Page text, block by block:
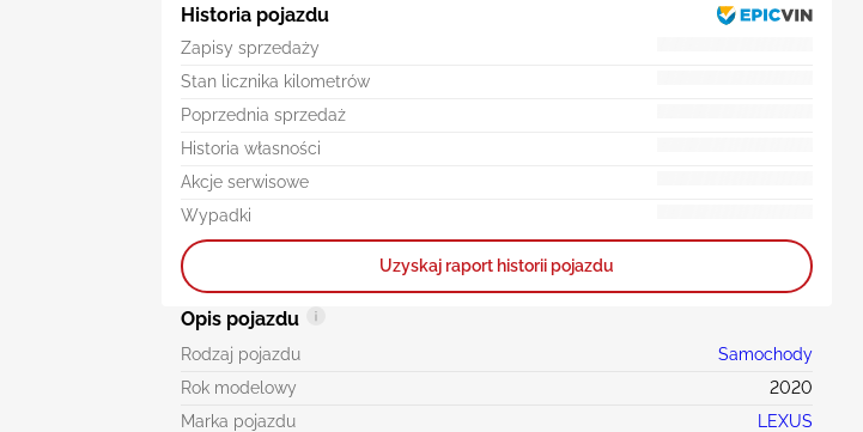
Historia pojazdu
Zapisy sprzedaży
Stan licznika kilometrów
Poprzednia sprzedaż
Historia własności
Akcje serwisowe
Wypadki
Uzyskaj raport historii pojazdu
Opis pojazdu
Rodzaj pojazdu
Samochody
Rok modelowy
2020
Marka pojazdu
LEXUS